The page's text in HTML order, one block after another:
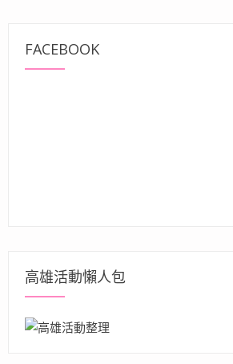
FACEBOOK
高雄活動懶人包